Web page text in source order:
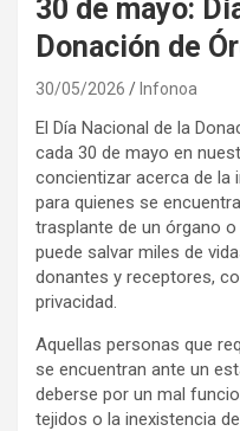
30 de mayo:
Donación de
30/05/2026 Infonoa
El Día Nacional de la
cada 30 de mayo en
concientizar acerca de la
para quienes se
trasplante de un órgano
puede salvar miles de
donantes y receptores,
privacidad.
Aquellas personas que
se encuentran ante un
deberse por un mal
tejidos o la inexistencia